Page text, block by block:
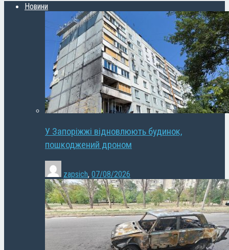
Новини
У Запоріжжі відновлюють будинок,
пошкоджений дроном
zapsich, 07/08/2026